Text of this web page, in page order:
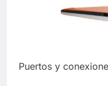
Puertos y